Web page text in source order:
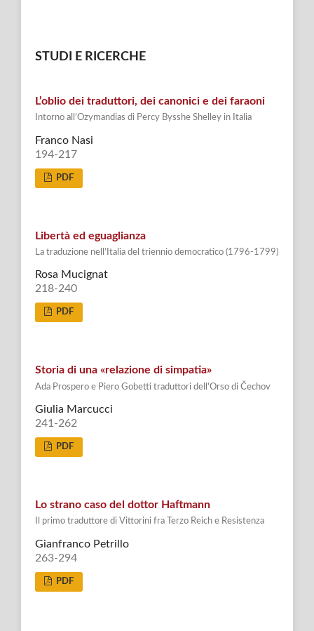
STUDI E RICERCHE
L’oblio dei traduttori, dei canonici e dei faraoni
Intorno all’Ozymandias di Percy Bysshe Shelley in Italia
Franco Nasi
194-217
PDF
Libertà ed eguaglianza
La traduzione nell’Italia del triennio democratico (1796-1799)
Rosa Mucignat
218-240
PDF
Storia di una «relazione di simpatia»
Ada Prospero e Piero Gobetti traduttori dell’Orso di Čechov
Giulia Marcucci
241-262
PDF
Lo strano caso del dottor Haftmann
Il primo traduttore di Vittorini fra Terzo Reich e Resistenza
Gianfranco Petrillo
263-294
PDF